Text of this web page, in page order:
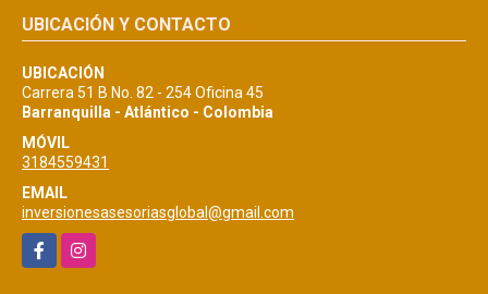
UBICACIÓN Y CONTACTO
UBICACIÓN
Carrera 51 B No. 82 - 254 Oficina 45
Barranquilla - Atlántico - Colombia
MÓVIL
3184559431
EMAIL
inversionesasesoriasglobal@gmail.com
FacebookInstagram